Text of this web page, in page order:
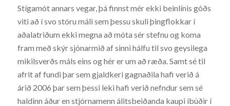
Stígamót annars vegar, þá finnst mér ekki beinlínis góðs
viti að í svo stóru máli sem þessu skuli þingflokkar í
aðalatriðum ekki megna að móta sér stefnu og koma
fram með skýr sjónarmið af sinni hálfu til svo geysilega
mikilsverðs máls eins og hér er um að ræða. Samt sé til
afrit af fundi þar sem gjaldkeri gagnaðila hafi verið á
árið 2006 þar sem þessi leki hafi verið nefndur sem sé
haldinn áður en stjórnamenn álitsbeiðanda kaupi íbúðir í